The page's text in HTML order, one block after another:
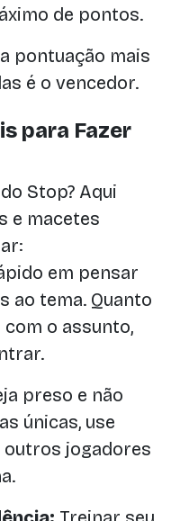
de pontos.
pontuação mais
é o vencedor.
para Fazer
Stop? Aqui
e macetes
em pensar
ao tema. Quanto
o assunto,
preso e não
únicas, use
jogadores